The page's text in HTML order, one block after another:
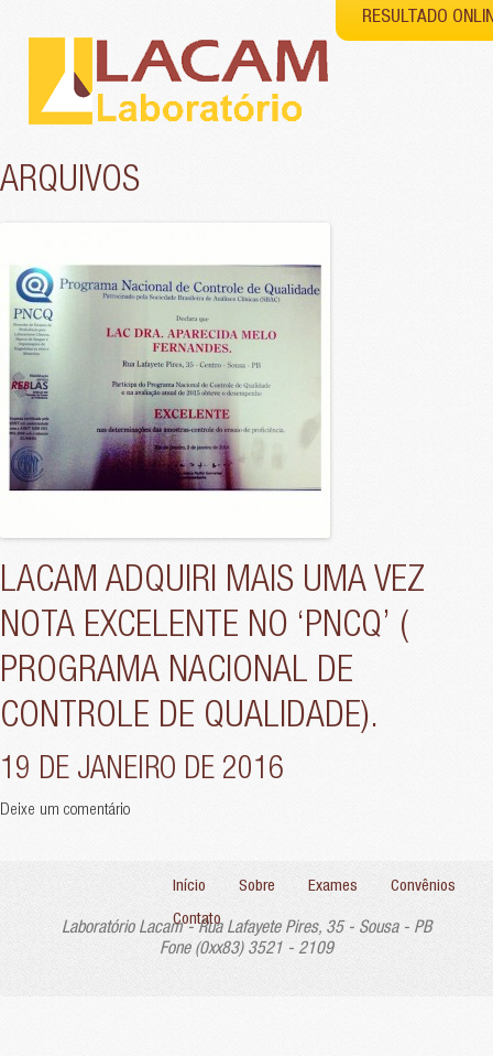
RESULTADO
ARQUIVOS
LACAM ADQUIRI MAIS UMA VEZ
NOTA EXCELENTE NO ‘PNCQ’ (
PROGRAMA NACIONAL DE
CONTROLE DE QUALIDADE).
19 DE JANEIRO DE 2016
Deixe um comentário
Início Sobre Exames
Convênios
Contato
Laboratório Lacam - Rua Lafayete Pires, 35 - Sousa - PB
Fone (0xx83) 3521 - 2109